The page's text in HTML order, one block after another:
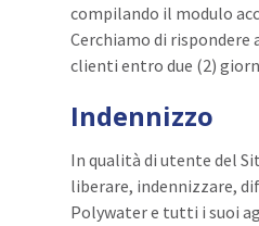
compilando il modulo
Cerchiamo di rispondere
clienti entro due (2)
Indennizzo
In qualità di utente del
liberare, indennizzare,
Polywater e tutti i suoi